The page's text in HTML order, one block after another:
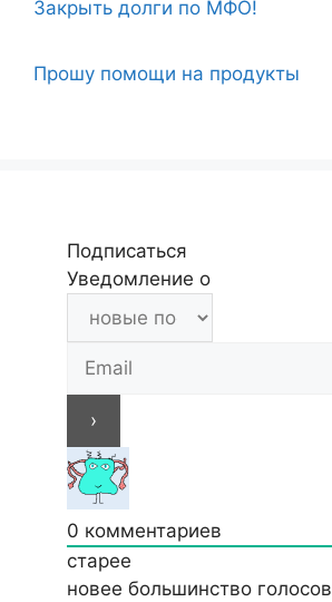
Закрыть долги по МФО!
Прошу помощи на продукты
Подписаться
Уведомление о
0 комментариев
старее
новее большинство голосов